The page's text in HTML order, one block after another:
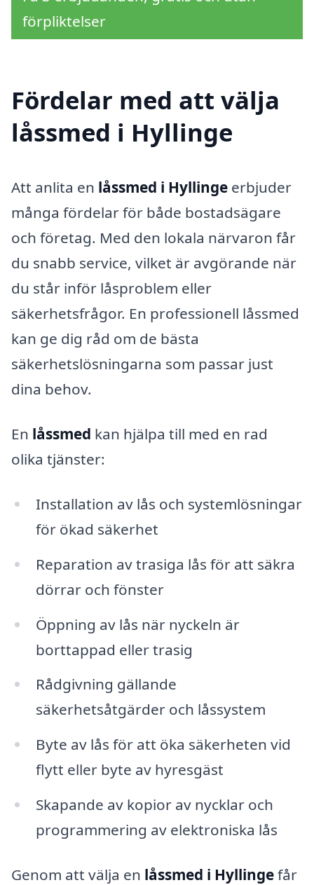
förpliktelser
Fördelar med att välja
låssmed i Hyllinge
Att anlita en låssmed i Hyllinge erbjuder
många fördelar för både bostadsägare
och företag. Med den lokala närvaron får
du snabb service, vilket är avgörande när
du står inför låsproblem eller
säkerhetsfrågor. En professionell låssmed
kan ge dig råd om de bästa
säkerhetslösningarna som passar just
dina behov.
En låssmed kan hjälpa till med en rad
olika tjänster:
Installation av lås och systemlösningar
för ökad säkerhet
Reparation av trasiga lås för att säkra
dörrar och fönster
Öppning av lås när nyckeln är
borttappad eller trasig
Rådgivning gällande
säkerhetsåtgärder och låssystem
Byte av lås för att öka säkerheten vid
flytt eller byte av hyresgäst
Skapande av kopior av nycklar och
programmering av elektroniska lås
Genom att välja en låssmed i Hyllingefår